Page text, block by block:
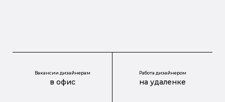
Вакансии дизайнерам
в офис
Работа дизайнером
на удаленке